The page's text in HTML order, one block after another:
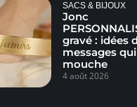
SACS & BIJOUX
Jonc
gravé : idées
messages
mouche
4 août 2026